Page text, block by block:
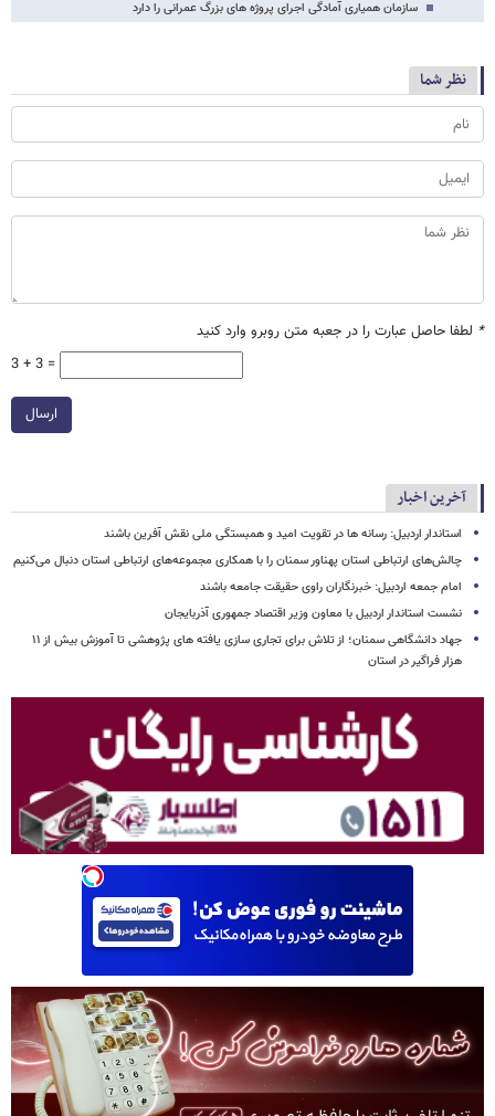
سازمان همیاری آمادگی اجرای پروژه های بزرگ عمرانی را دارد
نظر شما
* لطفا حاصل عبارت را در جعبه متن روبرو وارد کنید
3 + 3 =
ارسال
آخرین اخبار
استاندار اردبیل: رسانه ها در تقویت امید و همبستگی ملی نقش‌ آفرین باشند
چالش‌های ارتباطی استان پهناور سمنان را با همکاری مجموعه‌های ارتباطی استان دنبال می‌کنیم
امام جمعه اردبیل: خبرنگاران راوی حقیقت جامعه باشند
نشست استاندار اردبیل با معاون وزیر اقتصاد جمهوری آذربایجان
جهاد دانشگاهی سمنان؛ از تلاش برای تجاری سازی یافته های پژوهشی تا آموزش بیش از ۱۱
هزار فراگیر در استان